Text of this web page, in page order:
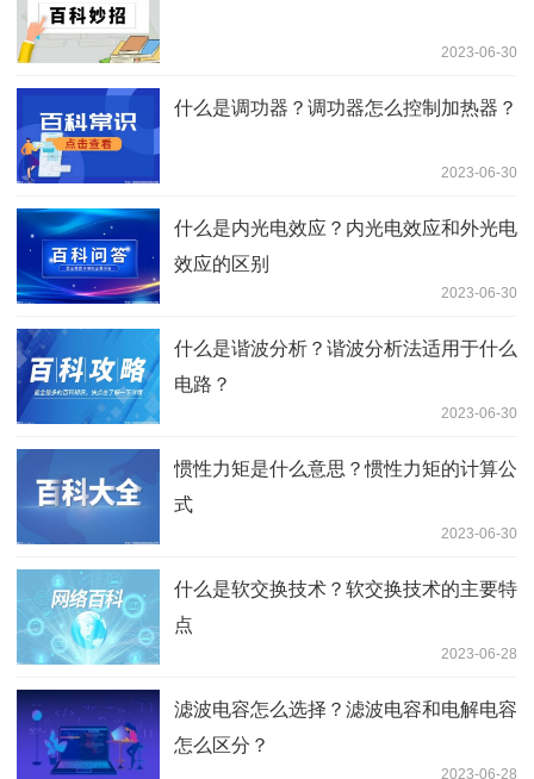
2023-06-30
什么是调功器？调功器怎么控制加热器？
2023-06-30
什么是内光电效应？内光电效应和外光电
效应的区别
2023-06-30
什么是谐波分析？谐波分析法适用于什么
电路？
2023-06-30
惯性力矩是什么意思？惯性力矩的计算公
式
2023-06-30
什么是软交换技术？软交换技术的主要特
点
2023-06-28
滤波电容怎么选择？滤波电容和电解电容
怎么区分？
2023-06-28